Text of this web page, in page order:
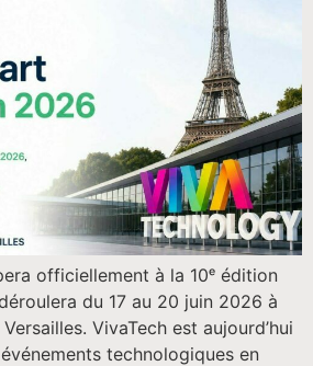
officiellement à la 10ᵉ édition
du 17 au 20 juin 2026 à
VivaTech est aujourd’hui
technologiques en